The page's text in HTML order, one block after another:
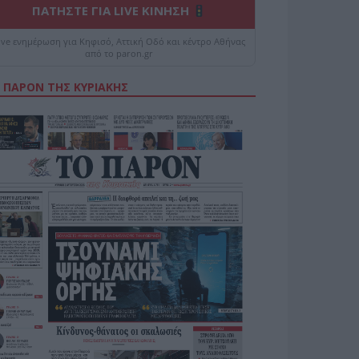
ΠΑΤΗΣΤΕ ΓΙΑ LIVE ΚΙΝΗΣΗ
ενημέρωση για Κηφισό, Αττική Οδό και κέντρο Αθήνας
από το paron.gr
ΤΗΣ ΚΥΡΙΑΚΗΣ